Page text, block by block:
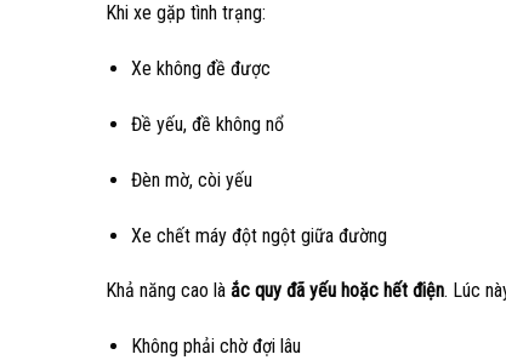
Khi xe gặp tình trạng:
Xe không đề được
Đề yếu, đề không nổ
Đèn mờ, còi yếu
Xe chết máy đột ngột giữa đường
Khả năng cao là ắc quy đã yếu hoặc hết điện. Lúc
Không phải chờ đợi lâu